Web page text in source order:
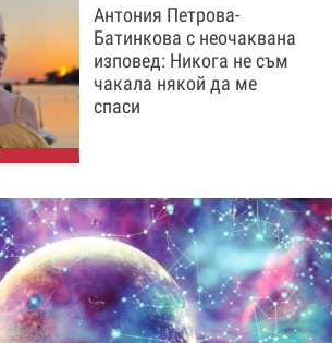
Антония Петрова-
Батинкова с неочаквана
изповед: Никога не съм
чакала някой да ме
спаси